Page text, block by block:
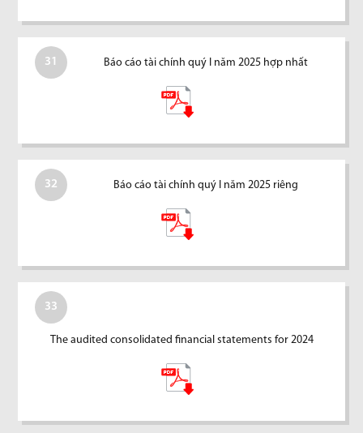
31 Báo cáo tài chính quý I năm 2025 hợp nhất
32 Báo cáo tài chính quý I năm 2025 riêng
33
The audited consolidated financial statements for 2024